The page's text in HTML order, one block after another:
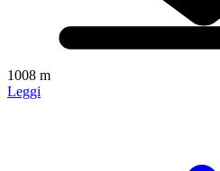
1008 m
Leggi